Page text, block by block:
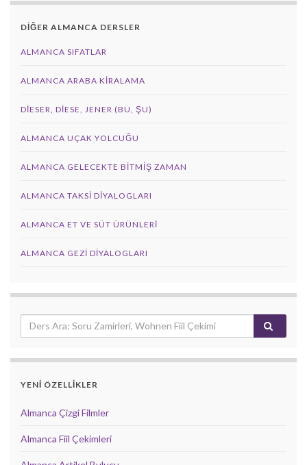
DİĞER ALMANCA DERSLER
ALMANCA SIFATLAR
ALMANCA ARABA KIRALAMA
DIESER, DIESE, JENER (BU, ŞU)
ALMANCA UÇAK YOLCUĞU
ALMANCA GELECEKTE BITMIŞ ZAMAN
ALMANCA TAKSI DIYALOGLARI
ALMANCA ET VE SÜT ÜRÜNLERI
ALMANCA GEZI DIYALOGLARI
YENİ ÖZELLİKLER
Almanca Çizgi Filmler
Almanca Fiil Çekimleri